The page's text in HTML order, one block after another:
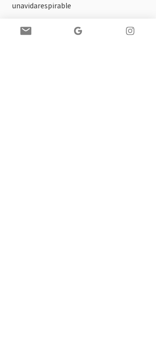
unavidarespirable
arte